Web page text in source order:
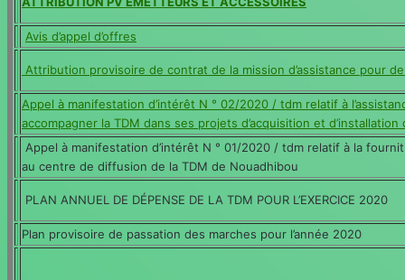
Avis d’appel d’offres
Attribution provisoire de contrat de la mission d’assistance pour
Appel à manifestation d’intérêt N ° 02/2020 / tdm relatif à
accompagner la TDM dans ses projets d’acquisition et d’installation
Appel à manifestation d’intérêt N ° 01/2020 / tdm relatif à la
au centre de diffusion de la TDM de Nouadhibou
PLAN ANNUEL DE DÉPENSE DE LA TDM POUR L’EXERCICE 2020
Plan provisoire de passation des marches pour l’année 2020